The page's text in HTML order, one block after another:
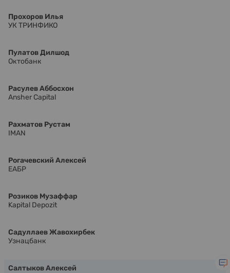
Прохоров Илья
УК ТРИНФИКО
Пулатов Дилшод
Октобанк
Расулев Аббосхон
Ansher Capital
Рахматов Рустам
IMAN
Рогачевский Алексей
ЕАБР
Розиков Музаффар
Kapital Depozit
Садуллаев Жавохирбек
Узнацбанк
Салтыков Алексей